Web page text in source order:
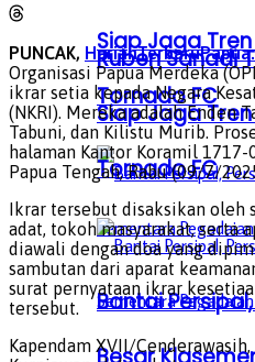
Siap Jaga
Tornado FC
Bantai
Ruben Sanadi
Siap Jaga
Tornado FC
PUNCAK,
Organisasi Papua Merdeka
ikrar setia kepada Negara
(NKRI). Mereka adalah Enden
Tabuni, dan Kilistu Murib.
halaman Kantor Koramil
Papua Tengah, Rabu (09/7/
Ikrar tersebut disaksikan oleh
adat, tokoh masyarakat, serta
diawali dengan doa yang
sambutan dari aparat
surat pernyataan ikrar
tersebut.
Kapendam XVII/